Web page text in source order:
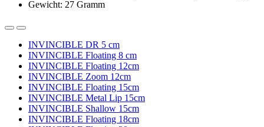
INVINCIBLE DR 5 cm
INVINCIBLE Floating 8 cm
INVINCIBLE Floating 12cm
INVINCIBLE Zoom 12cm
INVINCIBLE Floating 15cm
INVINCIBLE Metal Lip 15cm
INVINCIBLE Shallow 15cm
INVINCIBLE Floating 18cm